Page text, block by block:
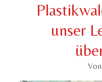
unser
Von